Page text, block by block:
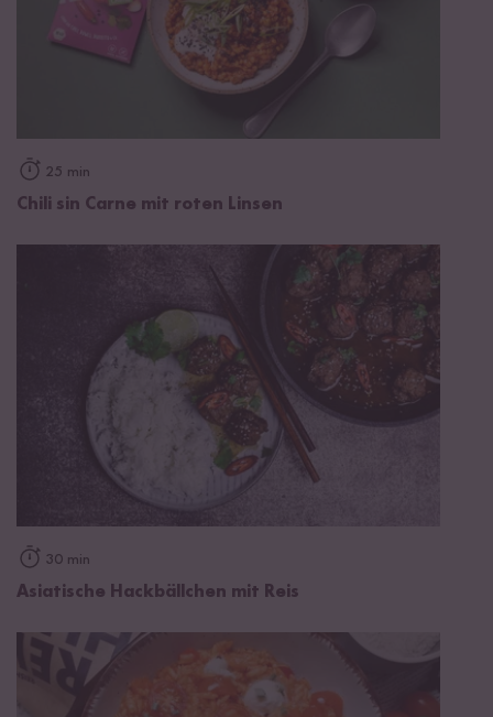
25 min
Chili sin Carne mit roten Linsen
30 min
Asiatische Hackbällchen mit Reis